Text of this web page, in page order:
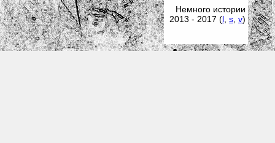
Немного истории
2013 - 2017 (l ,s ,v)